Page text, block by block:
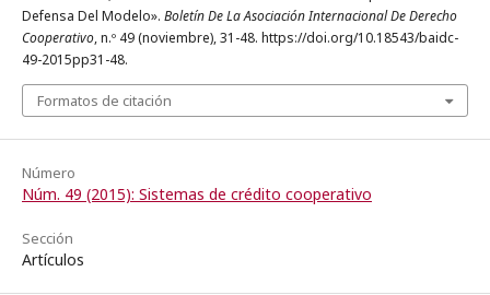
Defensa Del Modelo». Boletín De La Asociación Internacional De Derecho
Cooperativo, n.º 49 (noviembre), 31-48. https://doi.org/10.18543/baidc-
49-2015pp31-48.
Formatos de citación
Número
Núm. 49 (2015): Sistemas de crédito cooperativo
Sección
Artículos